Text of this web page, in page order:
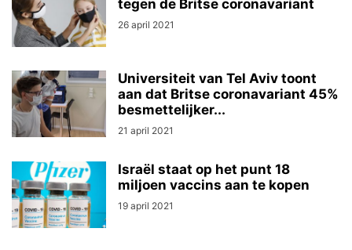
tegen de Britse coronavariant
26 april 2021
Universiteit van Tel Aviv toont
aan dat Britse coronavariant 45%
besmettelijker...
21 april 2021
Israël staat op het punt 18
miljoen vaccins aan te kopen
19 april 2021